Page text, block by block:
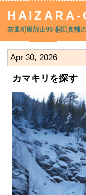
灰皿町吸殻山99 桐田真輔
Apr 30, 2026
カマキリを探す